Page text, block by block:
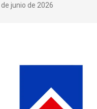
junio de 2026